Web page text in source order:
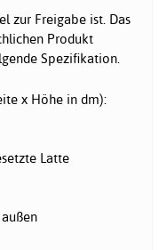
zur Freigabe ist. Das
Produkt
Spezifikation.
x Höhe in dm):
Latte